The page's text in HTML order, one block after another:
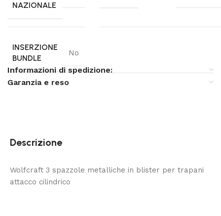
NAZIONALE
INSERZIONE
BUNDLE
No
Informazioni di spedizione:
Garanzia e reso
Descrizione
Wolfcraft 3 spazzole metalliche in blister per trapani
attacco cilindrico